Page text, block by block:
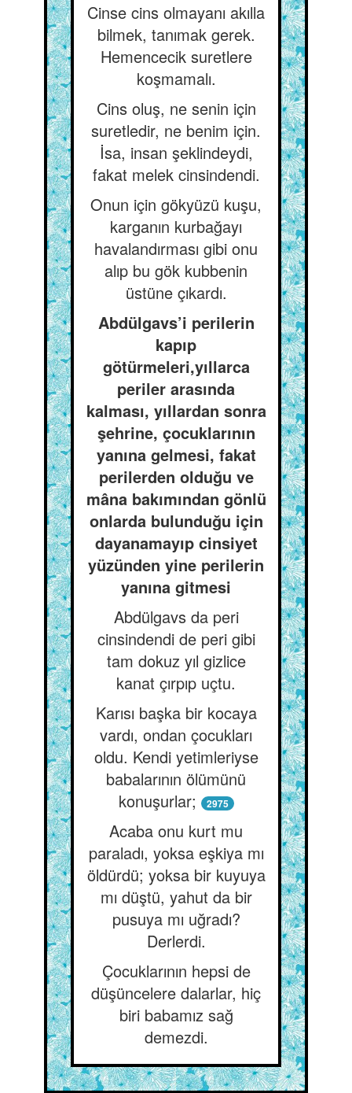
Cinse cins olmayanı akılla
bilmek, tanımak gerek.
Hemencecik suretlere
koşmamalı.
Cins oluş, ne senin için
suretledir, ne benim için.
İsa, insan şeklindeydi,
fakat melek cinsindendi.
Onun için gökyüzü kuşu,
karganın kurbağayı
havalandırması gibi onu
alıp bu gök kubbenin
üstüne çıkardı.
Abdülgavs’i perilerin
kapıp
götürmeleri,yıllarca
periler arasında
kalması, yıllardan sonra
şehrine, çocuklarının
yanına gelmesi, fakat
perilerden olduğu ve
mâna bakımından gönlü
onlarda bulunduğu için
dayanamayıp cinsiyet
yüzünden yine perilerin
yanına gitmesi
Abdülgavs da peri
cinsindendi de peri gibi
tam dokuz yıl gizlice
kanat çırpıp uçtu.
Karısı başka bir kocaya
vardı, ondan çocukları
oldu. Kendi yetimleriyse
babalarının ölümünü
konuşurlar;
2975
Acaba onu kurt mu
paraladı, yoksa eşkiya mı
öldürdü; yoksa bir kuyuya
mı düştü, yahut da bir
pusuya mı uğradı?
Derlerdi.
Çocuklarının hepsi de
düşüncelere dalarlar, hiç
biri babamız sağ
demezdi.